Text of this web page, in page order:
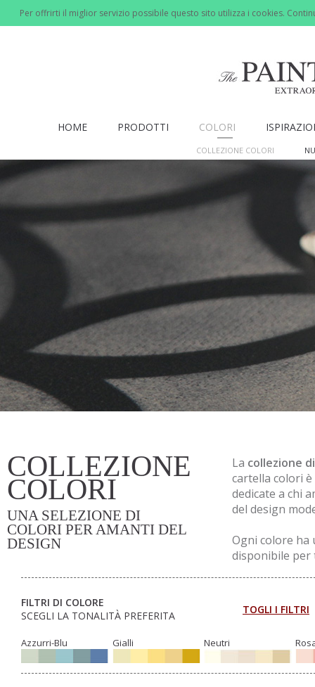
Per offrirti il miglior servizio possibile questo sito utilizza i cookies.
HOME PRODOTTI COLORI
COLLEZIONE COLORI
COLLEZIONE
COLORI
UNA SELEZIONE DI
COLORI PER AMANTI DEL
DESIGN
La collezione
cartella colori
dedicate a chi
del design
Ogni colore ha
disponibile
FILTRI DI COLORE
TOGLI I FILTRI
SCEGLI LA TONALITÀ PREFERITA
Azzurri-Blu Gialli Neutri